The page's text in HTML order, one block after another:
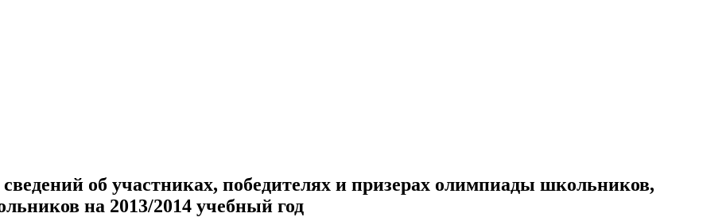
об участниках, победителях и призерах олимпиады школьников,
на 2013/2014 учебный год